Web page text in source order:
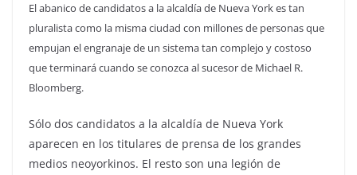
El abanico de candidatos a la alcaldía de Nueva York es tan
pluralista como la misma ciudad con millones de personas que
empujan el engranaje de un sistema tan complejo y costoso
que terminará cuando se conozca al sucesor de Michael R.
Bloomberg.
Sólo dos candidatos a la alcaldía de Nueva York
aparecen en los titulares de prensa de los grandes
medios neoyorkinos. El resto son una legión de